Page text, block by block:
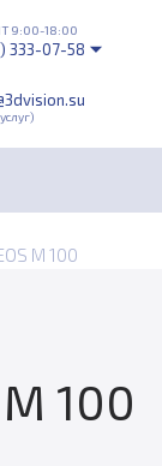
9:00-18:00
333-07-58
M 100
100